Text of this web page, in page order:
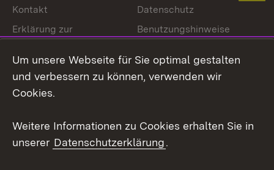
Link zum Landesportal
Kontakt
Datenschutz
Erklärung zur
Benutzungshinweise
Impressum Cookies
Um unsere Webseite für Sie optimal gestalten
und verbessern zu können, verwenden wir
Cookies.
Weitere Informationen zu Cookies erhalten Sie in
unserer Datenschutzerklärung.